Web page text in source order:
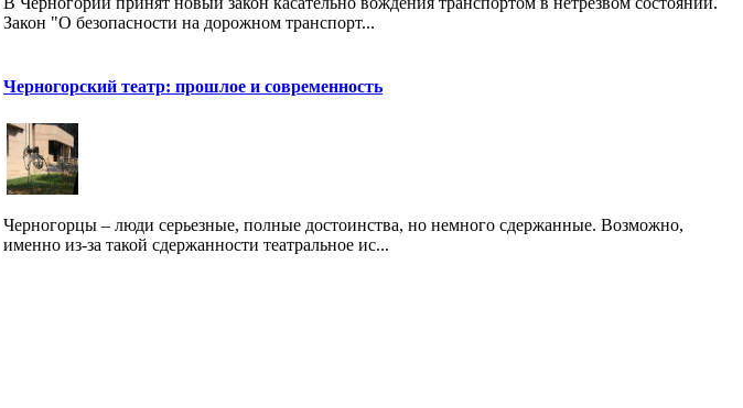
Закон "О безопасности на дорожном транспорт...
Черногорский театр: прошлое и современность
Черногорцы – люди серьезные, полные достоинства, но немного сдержанные. Возможно,
именно из-за такой сдержанности театральное ис...